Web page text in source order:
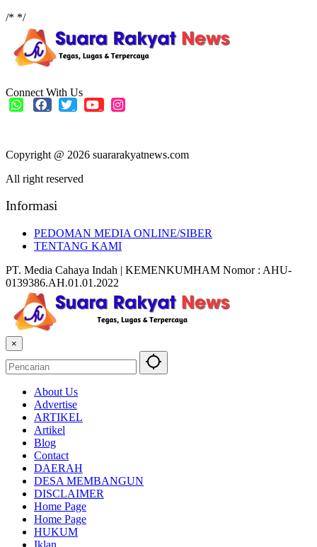
/* */
Connect With Us
Copyright @ 2026 suararakyatnews.com
All right reserved
Informasi
PEDOMAN MEDIA ONLINE/SIBER
TENTANG KAMI
PT. Media Cahaya Indah | KEMENKUMHAM Nomor : AHU-
0139386.AH.01.01.2022
×
About Us
Advertise
ARTIKEL
Artikel
Blog
Contact
DAERAH
DESA MEMBANGUN
DISCLAIMER
Home Page
Home Page
HUKUM
Iklan